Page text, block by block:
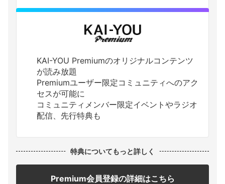
KAI-YOU Premiumのオリジナルコンテンツ
が読み放題
Premiumユーザー限定コミュニティへのアク
セスが可能に
コミュニティメンバー限定イベントやラジオ
配信、先行特典も
特典についてもっと詳しく
Premium会員登録の詳細はこちら